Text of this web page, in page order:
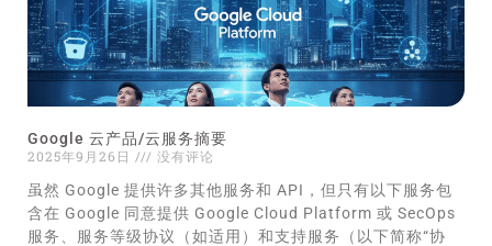
Google 云产品/云服务摘要
2025年9月26日
没有评论
虽然 Google 提供许多其他服务和 API，但只有以下服务包
含在 Google 同意提供 Google Cloud Platform 或 SecOps
服务、服务等级协议（如适用）和支持服务（以下简称“协